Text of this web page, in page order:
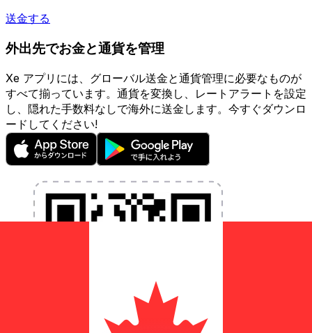
送金する
外出先でお金と通貨を管理
Xe アプリには、グローバル送金と通貨管理に必要なものが
すべて揃っています。通貨を変換し、レートアラートを設定
し、隠れた手数料なしで海外に送金します。今すぐダウンロ
ードしてください!